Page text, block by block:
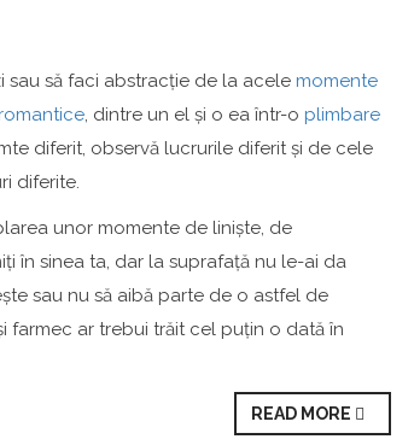
sau să faci abstracție de la acele momente
, dintre un el și o ea într-o plimbare
diferit, observă lucrurile diferit și de cele
diferite.
unor momente de liniște, de
în sinea ta, dar la suprafață nu le-ai da
sau nu să aibă parte de o astfel de
farmec ar trebui trăit cel puțin o dată în
READ MORE